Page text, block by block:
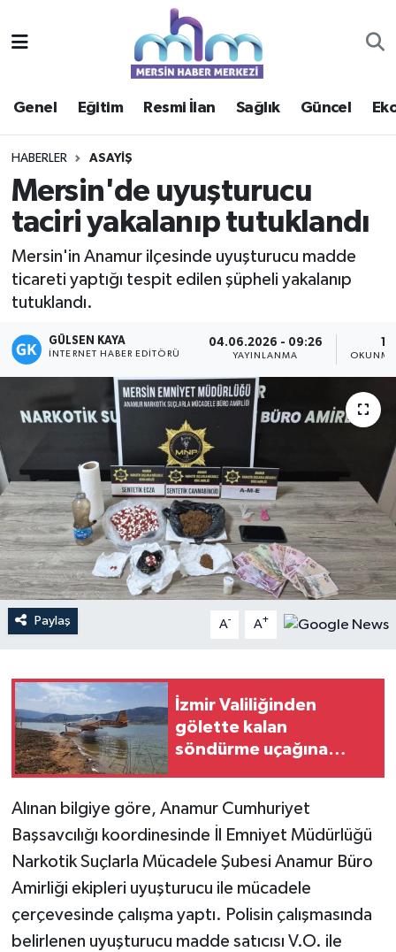
Genel Eğitim Resmi İlan Sağlık Güncel
HABERLER ASAYIŞ
Mersin'de uyuşturucu
taciri yakalanıp tutuklandı
Mersin'in Anamur ilçesinde uyuşturucu madde
ticareti yaptığı tespit edilen şüpheli yakalanıp
tutuklandı.
GÜLSEN KAYA
İNTERNET HABER EDITÖRÜ
04.06.2026 - 09:26
YAYINLANMA
Paylaş A- A+
İzmir Valiliğinden
gölette kalan
söndürme uçağına
Alınan bilgiye göre, Anamur Cumhuriyet
Başsavcılığı koordinesinde İl Emniyet Müdürlüğü
Narkotik Suçlarla Mücadele Şubesi Anamur Büro
Amirliği ekipleri uyuşturucu ile mücadele
çerçevesinde çalışma yaptı. Polisin çalışmasında
belirlenen uyuşturucu madde satıcısı V.O. ile
Çevre
Eğitim
Ekonomi
Genel
Güncel
Haberde insan
Kültür - Sanat
Magazin
Mersin
Mersin Tarihi
Özel Haber
Politika
Sağlık
Spor
Teknoloji
Yaşam
Mersin Hava Durumu
Mersin Trafik Yoğunluk Haritası
Süper Lig Puan Durumu ve Fikstür
Tüm Manşetler
Son Dakika Haberleri
Haber Arşivi